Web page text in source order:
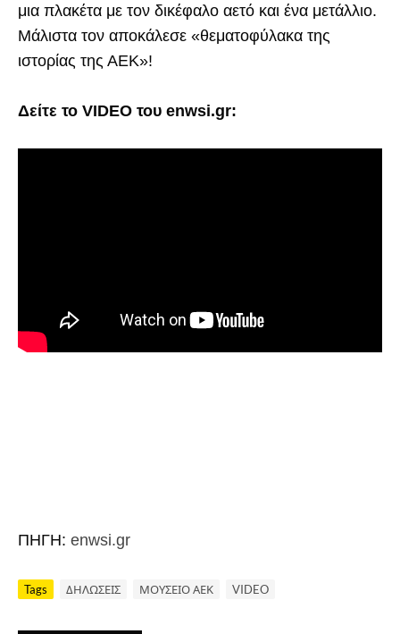
μια πλακέτα με τον δικέφαλο αετό και ένα μετάλλιο.
Μάλιστα τον αποκάλεσε «θεματοφύλακα της
ιστορίας της ΑΕΚ»!
Δείτε το VIDEO του enwsi.gr:
ΠΗΓΗ: enwsi.gr
Tags ΔΗΛΩΣΕΙΣ ΜΟΥΣΕΙΟ ΑΕΚ VIDEO